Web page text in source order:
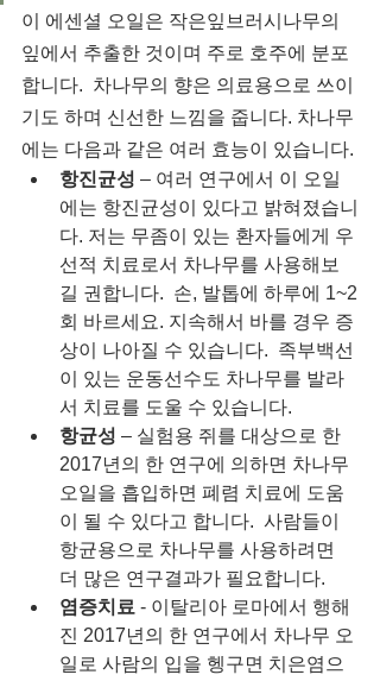
이 에센셜 오일은 작은잎브러시나무의
잎에서 추출한 것이며 주로 호주에 분포
합니다.  차나무의 향은 의료용으로 쓰이
기도 하며 신선한 느낌을 줍니다. 차나무
에는 다음과 같은 여러 효능이 있습니다.
항진균성 – 여러 연구에서 이 오일
에는 항진균성이 있다고 밝혀졌습니
다. 저는 무좀이 있는 환자들에게 우
선적 치료로서 차나무를 사용해보
길 권합니다.  손, 발톱에 하루에 1~2
회 바르세요. 지속해서 바를 경우 증
상이 나아질 수 있습니다.  족부백선
이 있는 운동선수도 차나무를 발라
서 치료를 도울 수 있습니다.
항균성 – 실험용 쥐를 대상으로 한
2017년의 한 연구에 의하면 차나무
오일을 흡입하면 폐렴 치료에 도움
이 될 수 있다고 합니다.  사람들이
항균용으로 차나무를 사용하려면
더 많은 연구결과가 필요합니다.
염증치료 - 이탈리아 로마에서 행해
진 2017년의 한 연구에서 차나무 오
일로 사람의 입을 헹구면 치은염으